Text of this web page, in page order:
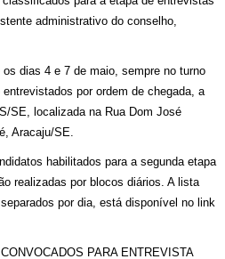
administrativo do conselho,
dias 4 e 7 de maio, sempre no turno
por ordem de chegada, a
SE, localizada na Rua Dom José
Aracaju/SE.
habilitados para a segunda etapa
realizadas por blocos diários. A lista
por dia, está disponível no link
PARA ENTREVISTA